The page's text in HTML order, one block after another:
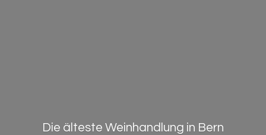
Die älteste Weinhandlung in Bern